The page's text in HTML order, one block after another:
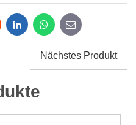
LinkedInWhatsApp
E-
mail
Nächstes Produkt